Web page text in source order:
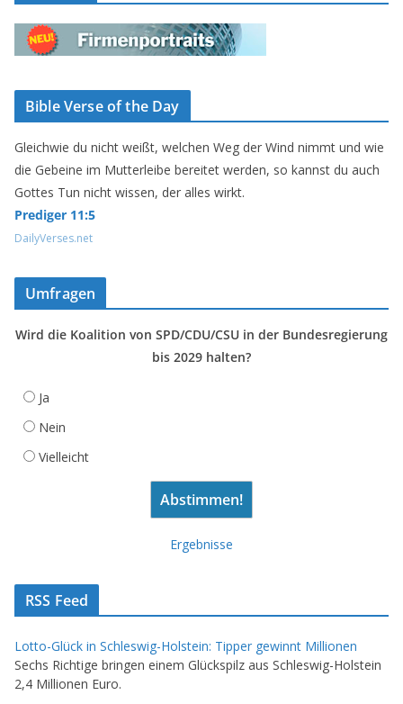
Bible Verse of the Day
Gleichwie du nicht weißt, welchen Weg der Wind nimmt und wie
die Gebeine im Mutterleibe bereitet werden, so kannst du auch
Gottes Tun nicht wissen, der alles wirkt.
Prediger 11:5
DailyVerses.net
Umfragen
Wird die Koalition von SPD/CDU/CSU in der Bundesregierung
bis 2029 halten?
Ja
Nein
Vielleicht
Ergebnisse
RSS Feed
Lotto-Glück in Schleswig-Holstein: Tipper gewinnt Millionen
Sechs Richtige bringen einem Glückspilz aus Schleswig-Holstein
2,4 Millionen Euro.